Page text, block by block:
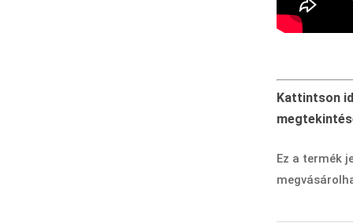
Kattintson
Ez a termék